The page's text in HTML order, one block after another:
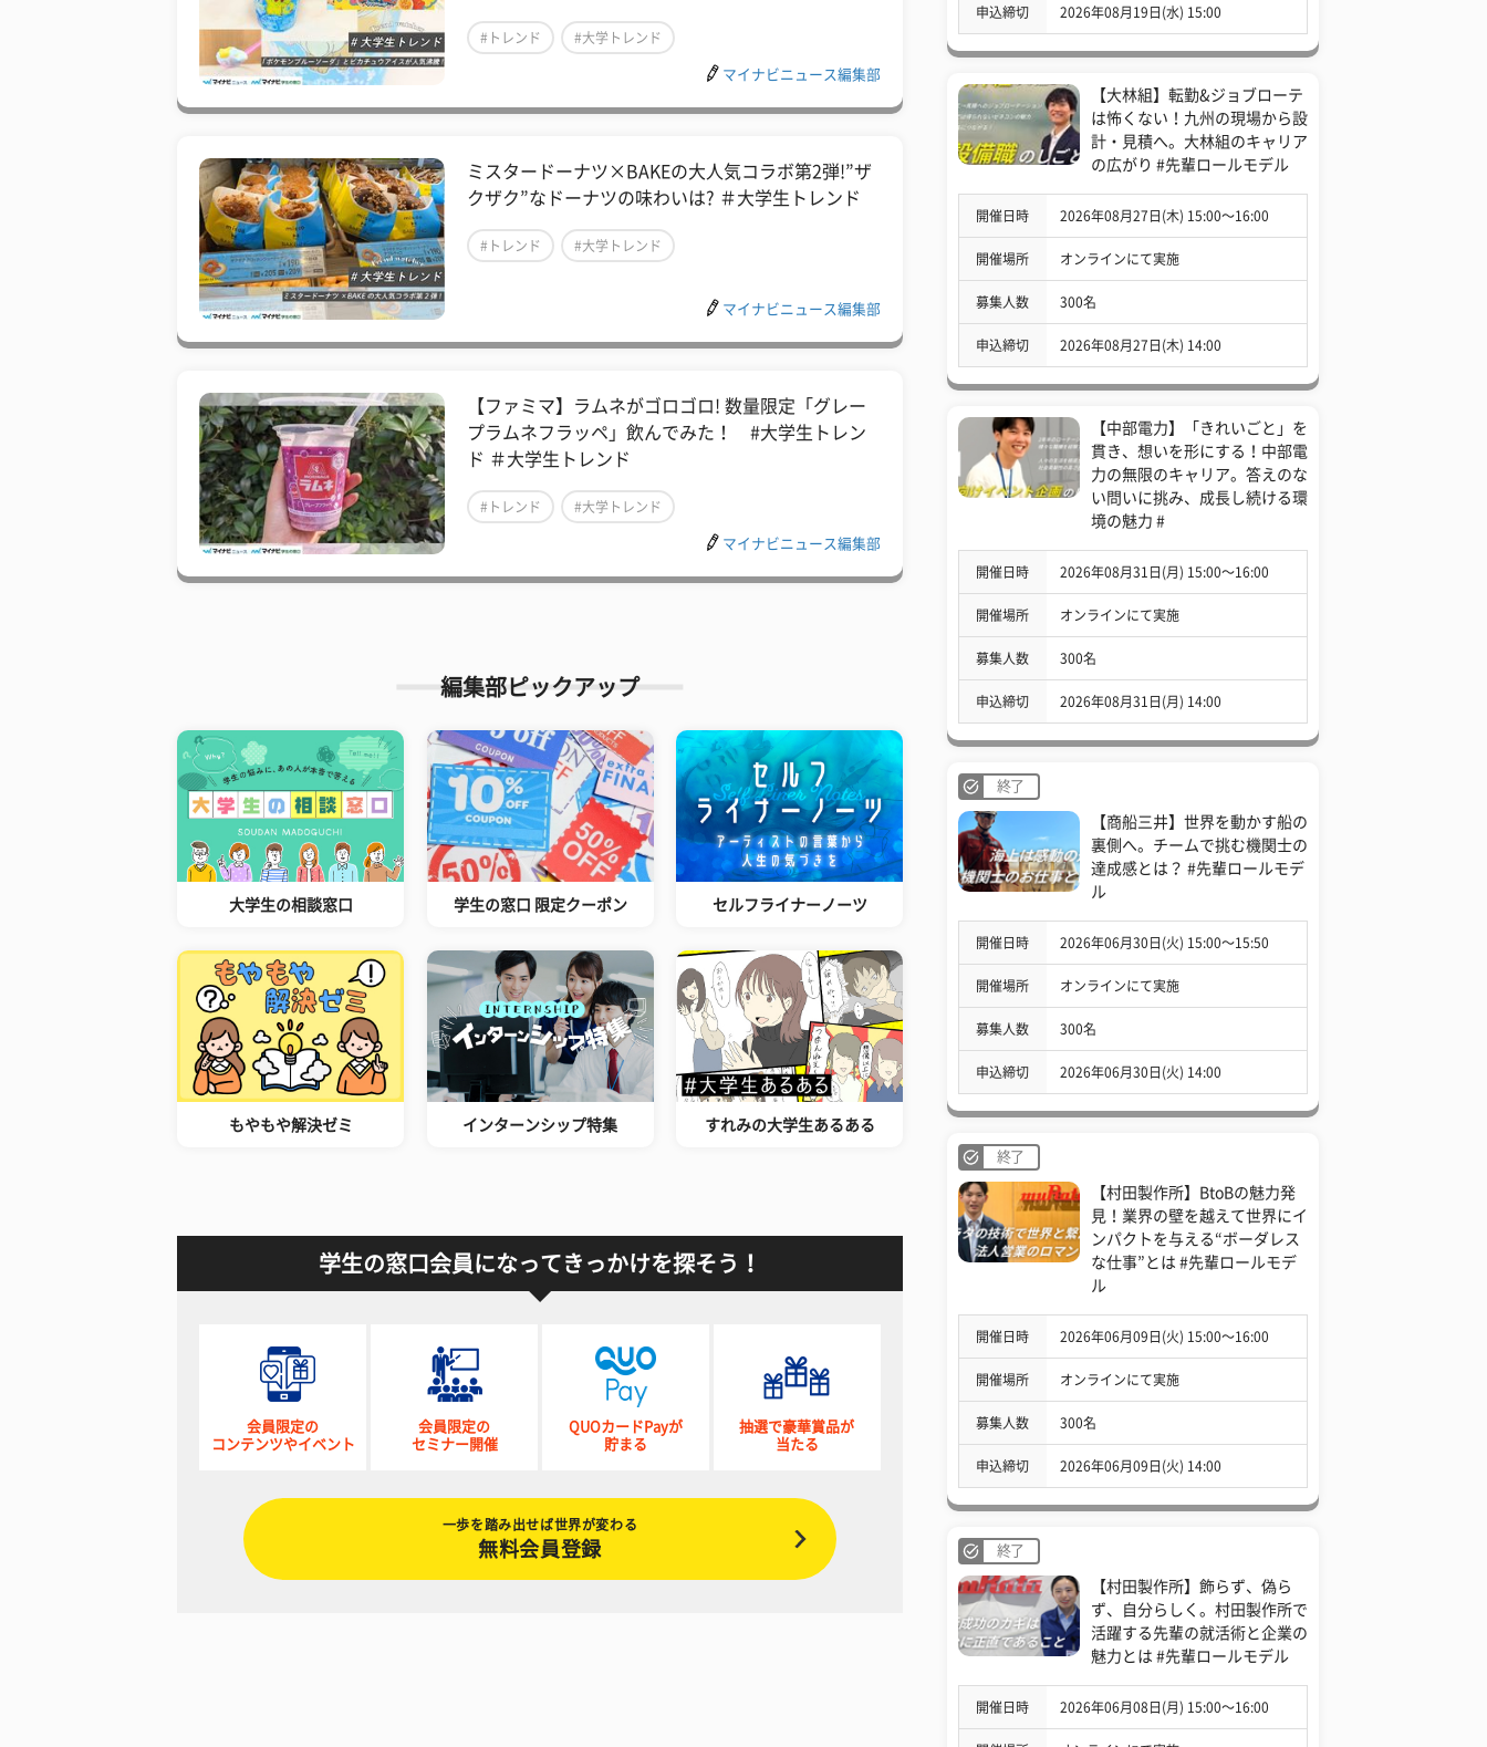
#トレンド #大学トレンド
マイナビニュース編集部
ミスタードーナツ×BAKEの大人気コラボ第2弾!”ザ
クザク”なドーナツの味わいは? ＃大学生トレンド
#トレンド #大学トレンド
マイナビニュース編集部
【ファミマ】ラムネがゴロゴロ! 数量限定「グレー
プラムネフラッペ」飲んでみた！ #大学生トレン
ド ＃大学生トレンド
#トレンド #大学トレンド
マイナビニュース編集部
編集部ピックアップ
大学生の相談窓口 学生の窓口 限定クーポン セルフライナーノーツ
もやもや解決ゼミ インターンシップ特集 すれみの大学生あるある
学生の窓口会員になってきっかけを探そう！
会員限定の
コンテンツやイベント
会員限定の
セミナー開催
QUOカードPayが
貯まる
抽選で豪華賞品が
当たる
一歩を踏み出せば世界が変わる
無料会員登録
申込締切 2026年08月19日(水) 15:00
【大林組】転勤&ジョブローテ
は怖くない！九州の現場から設
計・見積へ。大林組のキャリア
の広がり #先輩ロールモデル
開催日時 2026年08月27日(木) 15:00〜16:00
開催場所 オンラインにて実施
募集人数 300名
申込締切 2026年08月27日(木) 14:00
【中部電力】「きれいごと」を
貫き、想いを形にする！中部電
力の無限のキャリア。答えのな
い問いに挑み、成長し続ける環
境の魅力 #
開催日時 2026年08月31日(月) 15:00〜16:00
開催場所 オンラインにて実施
募集人数 300名
申込締切 2026年08月31日(月) 14:00
終了
【商船三井】世界を動かす船の
裏側へ。チームで挑む機関士の
達成感とは？ #先輩ロールモデ
ル
開催日時 2026年06月30日(火) 15:00〜15:50
開催場所 オンラインにて実施
募集人数 300名
申込締切 2026年06月30日(火) 14:00
終了
【村田製作所】BtoBの魅力発
見！業界の壁を越えて世界にイ
ンパクトを与える“ボーダレス
な仕事”とは #先輩ロールモデ
ル
開催日時 2026年06月09日(火) 15:00〜16:00
開催場所 オンラインにて実施
募集人数 300名
申込締切 2026年06月09日(火) 14:00
終了
【村田製作所】飾らず、偽ら
ず、自分らしく。村田製作所で
活躍する先輩の就活術と企業の
魅力とは #先輩ロールモデル
開催日時 2026年06月08日(月) 15:00〜16:00